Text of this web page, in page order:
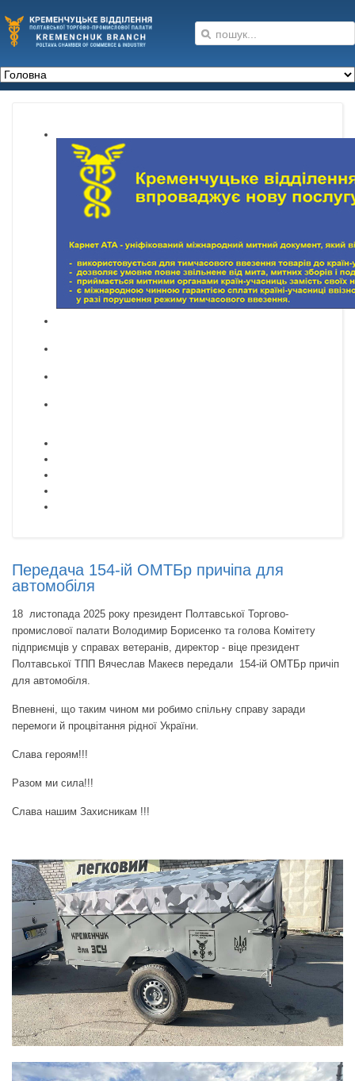
Передача 154-ій ОМТБр причіпа для
автомобіля
18 листопада 2025 року президент Полтавської Торгово-
промислової палати Володимир Борисенко та голова Комітету
підприємців у справах ветеранів, директор - віце президент
Полтавської ТПП Вячеслав Макеєв передали 154-ій ОМТБр причіп
для автомобіля.
Впевнені, що таким чином ми робимо спільну справу заради
перемоги й процвітання рідної України.
Слава героям!!!
Разом ми сила!!!
Слава нашим Захисникам !!!